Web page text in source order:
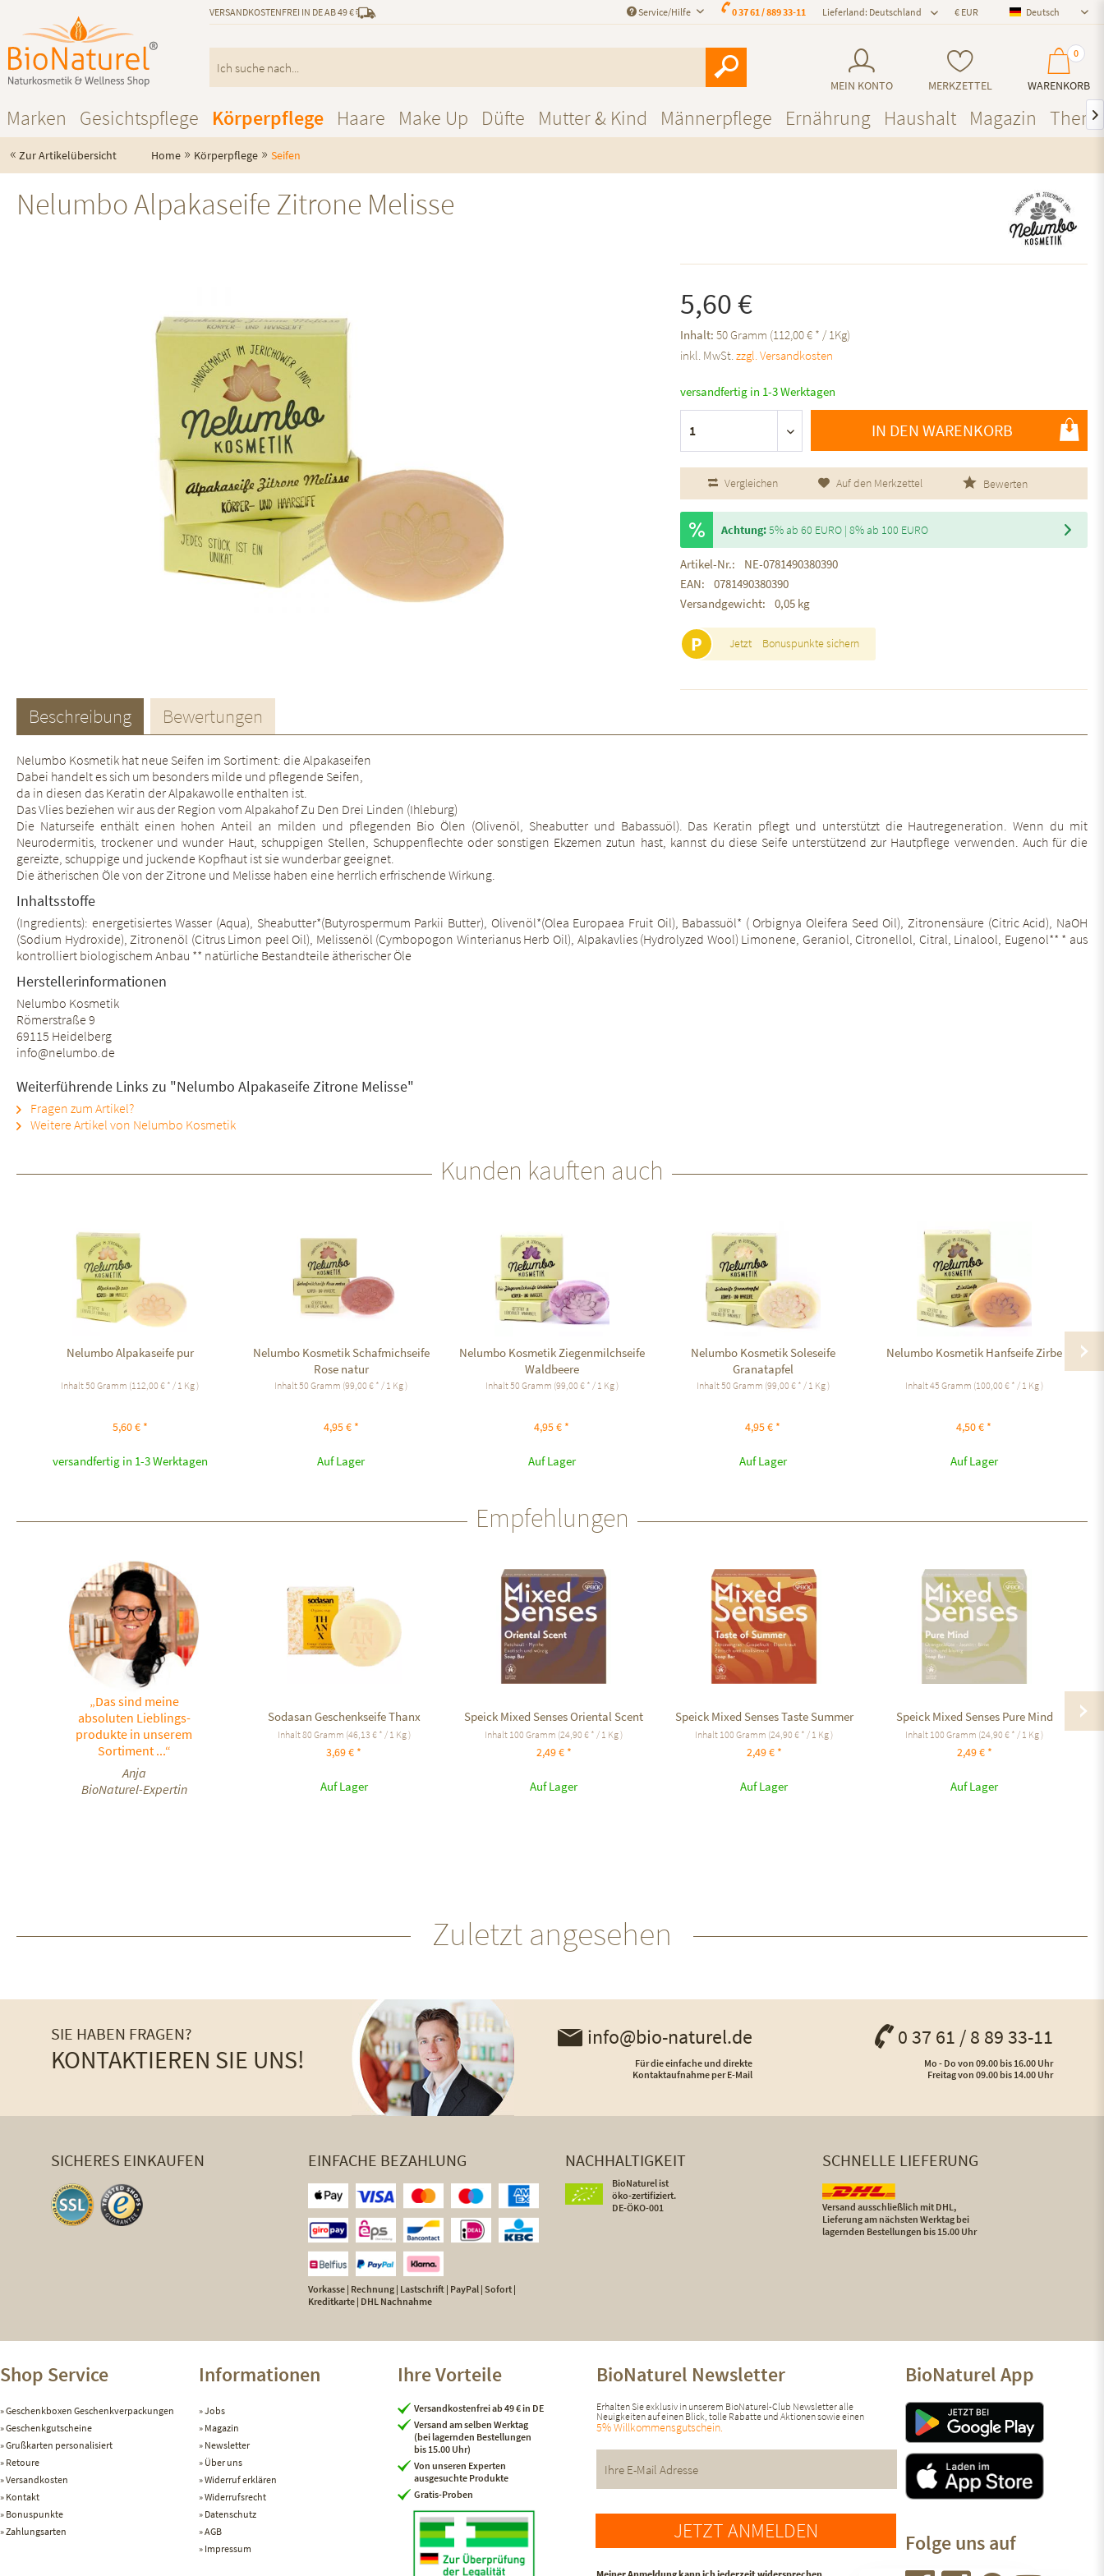
VERSANDKOSTENFREI IN DE AB 49 € Deutsch
Deutsch
Lieferland: Deutschland
0 37 61 / 889 33-11
Service/Hilfe
MEIN KONTO MERKZETTEL
0
WARENKORB
Marken Gesichtspflege Körperpflege Haare Make Up Düfte Mutter & Kind Männerpflege Ernährung Haushalt Magazin 
« Zur Artikelübersicht Home » Körperpflege » Seifen
Nelumbo Alpakaseife Zitrone Melisse
5,60 €
Inhalt:50 Gramm (112,00 € * / 1Kg)
inkl. MwSt.zzgl. Versandkosten
versandfertig in 1-3 Werktagen
IN DEN WARENKORB
Vergleichen Auf den Merkzettel Bewerten
Achtung:5% ab 60 EURO | 8% ab 100 EURO
Artikel-Nr.:
NE-0781490380390
EAN:
0781490380390
Versandgewicht:
0,05 kg
P Jetzt Bonuspunkte sichern
Beschreibung Bewertungen
Nelumbo Kosmetik hat neue Seifen im Sortiment: die Alpakaseifen
Dabei handelt es sich um besonders milde und pflegende Seifen,
da in diesen das Keratin der Alpakawolle enthalten ist.
Das Vlies beziehen wir aus der Region vom Alpakahof Zu Den Drei Linden (Ihleburg)
Die Naturseife enthält einen hohen Anteil an milden und pflegenden Bio Ölen (Olivenöl, Sheabutter und Babassuöl). Das Keratin pflegt und unterstützt die Hautregeneration. Wenn du mit
Neurodermitis, trockener und wunder Haut, schuppigen Stellen, Schuppenflechte oder sonstigen Ekzemen zutun hast, kannst du diese Seife unterstützend zur Hautpflege verwenden. Auch für die
gereizte, schuppige und juckende Kopfhaut ist sie wunderbar geeignet.
Die ätherischen Öle von der Zitrone und Melisse haben eine herrlich erfrischende Wirkung.
Inhaltsstoffe
(Ingredients): energetisiertes Wasser (Aqua), Sheabutter*(Butyrospermum Parkii Butter), Olivenöl*(Olea Europaea Fruit Oil), Babassuöl* ( Orbignya Oleifera Seed Oil), Zitronensäure (Citric Acid), NaOH
(Sodium Hydroxide), Zitronenöl (Citrus Limon peel Oil), Melissenöl (Cymbopogon Winterianus Herb Oil), Alpakavlies (Hydrolyzed Wool) Limonene, Geraniol, Citronellol, Citral, Linalool, Eugenol** * aus
kontrolliert biologischem Anbau ** natürliche Bestandteile ätherischer Öle
Herstellerinformationen
Nelumbo Kosmetik
Römerstraße 9
69115 Heidelberg
info@nelumbo.de
Weiterführende Links zu "Nelumbo Alpakaseife Zitrone Melisse"
Fragen zum Artikel?
Weitere Artikel von Nelumbo Kosmetik
Kunden kauften auch
Nelumbo Alpakaseife pur
Inhalt50 Gramm (112,00 € * / 1 Kg )
5,60 € *
versandfertig in 1-3 Werktagen
Nelumbo Kosmetik Schafmichseife
Rose natur
Inhalt50 Gramm (99,00 € * / 1 Kg )
4,95 € *
Auf Lager
Nelumbo Kosmetik Ziegenmilchseife
Waldbeere
Inhalt50 Gramm (99,00 € * / 1 Kg )
4,95 € *
Auf Lager
Nelumbo Kosmetik Soleseife
Granatapfel
Inhalt50 Gramm (99,00 € * / 1 Kg )
4,95 € *
Auf Lager
Nelumbo Kosmetik Hanfseife Zirbe
Inhalt45 Gramm (100,00 € * / 1 Kg )
4,50 € *
Auf Lager
Empfehlungen
„Das sind meine
absoluten Lieblings-
produkte in unserem
Sortiment ...“
Anja
BioNaturel-Expertin
Sodasan Geschenkseife Thanx
Inhalt80 Gramm (46,13 € * / 1 Kg )
3,69 € *
Auf Lager
Speick Mixed Senses Oriental Scent
Inhalt 100 Gramm (24,90 € * / 1 Kg )
2,49 € *
Auf Lager
Speick Mixed Senses Taste Summer
Inhalt 100 Gramm (24,90 € * / 1 Kg )
2,49 € *
Auf Lager
Speick Mixed Senses Pure Mind
Inhalt 100 Gramm (24,90 € * / 1 Kg )
2,49 € *
Auf Lager
Zuletzt angesehen
SIE HABEN FRAGEN?
KONTAKTIEREN SIE UNS!
info@bio-naturel.de
Für die einfache und direkte
Kontaktaufnahme per E-Mail
0 37 61 / 8 89 33-11
Mo - Do von 09.00 bis 16.00 Uhr
Freitag von 09.00 bis 14.00 Uhr
SICHERES EINKAUFEN EINFACHE BEZAHLUNG
Vorkasse | Rechnung | Lastschrift | PayPal | Sofort |
Kreditkarte | DHL Nachnahme
NACHHALTIGKEIT
BioNaturel ist
öko-zertifiziert.
DE-ÖKO-001
SCHNELLE LIEFERUNG
Versand ausschließlich mit DHL,
Lieferung am nächsten Werktag bei
lagernden Bestellungen bis 15.00 Uhr
Shop Service
Geschenkboxen Geschenkverpackungen
Geschenkgutscheine
Grußkarten personalisiert
Retoure
Versandkosten
Kontakt
Bonuspunkte
Zahlungsarten
Informationen
Jobs
Magazin
Newsletter
Über uns
Widerruf erklären
Widerrufsrecht
Datenschutz
AGB
Impressum
Ihre Vorteile
Versandkostenfrei ab 49 € in DE
Versand am selben Werktag
(bei lagernden Bestellungen
bis 15.00 Uhr)
Von unseren Experten
ausgesuchte Produkte
Gratis-Proben
BioNaturel Newsletter
Erhalten Sie exklusiv in unserem BioNaturel-Club Newsletter alle
Neuigkeiten auf einen Blick, tolle Rabatte und Aktionen sowie einen
5% Willkommensgutschein.
JETZT ANMELDEN
BioNaturel App
Folge uns auf